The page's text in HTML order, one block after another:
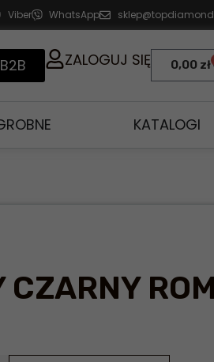
Viber WhatsApp
ZALOGUJ SIĘ 0,00 zł
KATALOGI